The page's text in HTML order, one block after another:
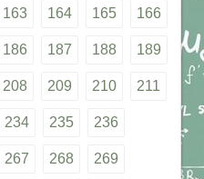
163 164 165 166
186 187 188 189
208 209 210 211
234 235 236
267 268 269